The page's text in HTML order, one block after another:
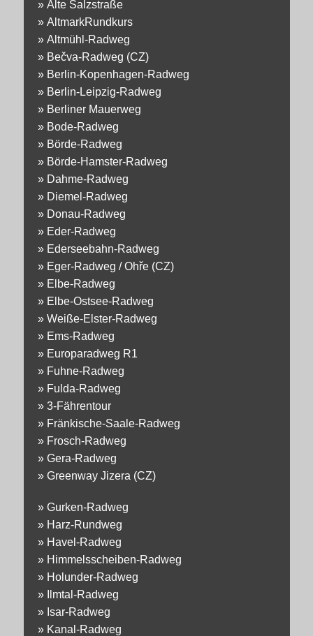
» Alte Salzstraße
» AltmarkRundkurs
» Altmühl-Radweg
» Bečva-Radweg (CZ)
» Berlin-Kopenhagen-Radweg
» Berlin-Leipzig-Radweg
» Berliner Mauerweg
» Bode-Radweg
» Börde-Radweg
» Börde-Hamster-Radweg
» Dahme-Radweg
» Diemel-Radweg
» Donau-Radweg
» Eder-Radweg
» Ederseebahn-Radweg
» Eger-Radweg / Ohře (CZ)
» Elbe-Radweg
» Elbe-Ostsee-Radweg
» Weiße-Elster-Radweg
» Ems-Radweg
» Europaradweg R1
» Fuhne-Radweg
» Fulda-Radweg
» 3-Fährentour
» Fränkische-Saale-Radweg
» Frosch-Radweg
» Gera-Radweg
» Greenway Jizera (CZ)
» Gurken-Radweg
» Harz-Rundweg
» Havel-Radweg
» Himmelsscheiben-Radweg
» Holunder-Radweg
»
Ilmtal-Radweg
» Isar-Radweg
» Kanal-Radweg